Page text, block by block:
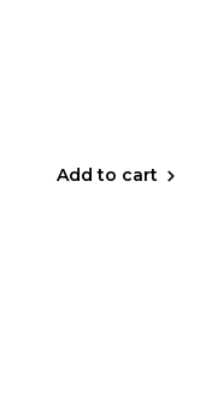
Add to cart